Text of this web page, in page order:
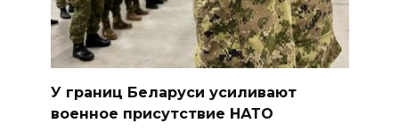
У границ Беларуси усиливают
военное присутствие НАТО